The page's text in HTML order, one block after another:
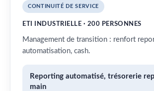
CONTINUITÉ DE SERVICE
ETI INDUSTRIELLE · 200 PERSONNES
Management de transition : renfort
automatisation, cash.
Reporting automatisé, trésorerie
main